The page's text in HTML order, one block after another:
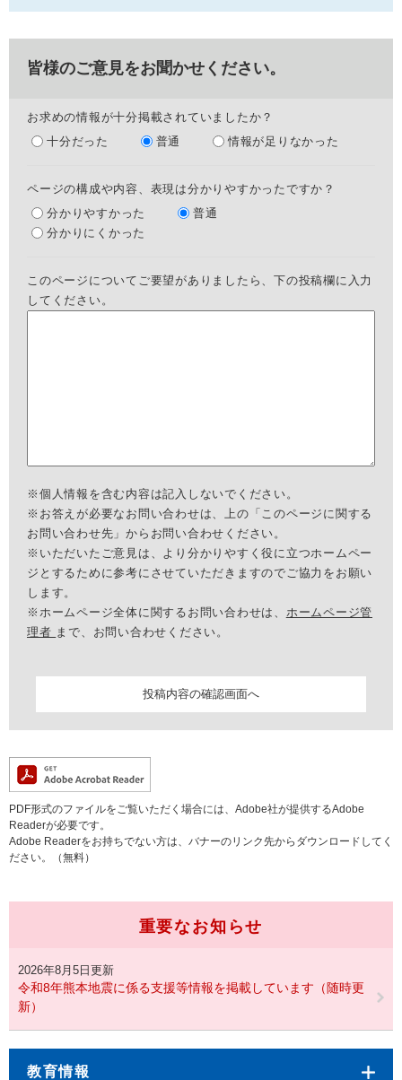
皆様のご意見をお聞かせください。
お求めの情報が十分掲載されていましたか？
十分だった
普通 情報が足りなかった
ページの構成や内容、表現は分かりやすかったですか？
分かりやすかった
普通
分かりにくかった
このページについてご要望がありましたら、下の投稿欄に入力
してください。
※個人情報を含む内容は記入しないでください。
※お答えが必要なお問い合わせは、上の「このページに関する
お問い合わせ先」からお問い合わせください。
※いただいたご意見は、より分かりやすく役に立つホームペー
ジとするために参考にさせていただきますのでご協力をお願い
します。
※ホームページ全体に関するお問い合わせは、 ホームページ管
理者 まで、お問い合わせください。
PDF形式のファイルをご覧いただく場合には、Adobe社が提供するAdobe
Readerが必要です。
Adobe Readerをお持ちでない方は、バナーのリンク先からダウンロードしてく
ださい。（無料）
重要なお知らせ
2026年8月5日更新
令和8年熊本地震に係る支援等情報を掲載しています（随時更
新）
教育情報